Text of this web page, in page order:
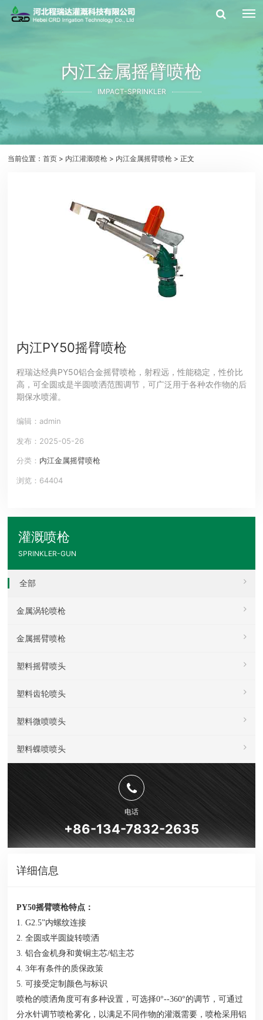
内江金属摇臂喷枪
IMPACT-SPRINKLER
当前位置：首页 > 内江灌溉喷枪 > 内江金属摇臂喷枪 > 正文
内江PY50摇臂喷枪
程瑞达经典PY50铝合金摇臂喷枪，射程远，性能稳定，性价比
高，可全圆或是半圆喷洒范围调节，可广泛用于各种农作物的后
期保水喷灌。
编辑：admin
发布：2025-05-26
分类： 内江金属摇臂喷枪
浏览：64404
灌溉喷枪
SPRINKLER-GUN
全部
金属涡轮喷枪
金属摇臂喷枪
塑料摇臂喷头
塑料齿轮喷头
塑料微喷喷头
塑料蝶喷喷头
电话
+86-134-7832-2635
详细信息
PY50摇臂喷枪特点：
1. G2.5”内螺纹连接
2. 全圆或半圆旋转喷洒
3. 铝合金机身和黄铜主芯/铝主芯
4. 3年有条件的质保政策
5. 可接受定制颜色与标识
喷枪的喷洒角度可有多种设置，可选择0°--360°的调节，可通过
分水针调节喷枪雾化，以满足不同作物的灌溉需要，喷枪采用铝